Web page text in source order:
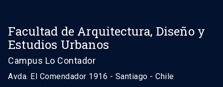
Facultad de Arquitectura, Diseño y
Estudios Urbanos
Campus Lo Contador
Avda. El Comendador 1916 - Santiago - Chile